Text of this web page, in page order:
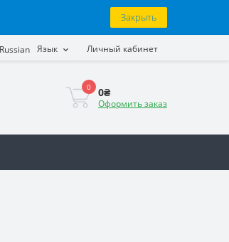
Закрыть
Язык Личный кабинет
0 0₴
Оформить заказ